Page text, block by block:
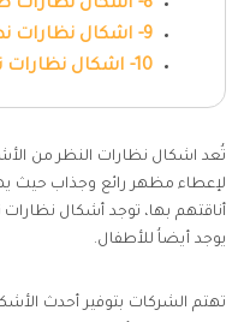
8- اشكال نظارات طبية Eyebrow
9- اشكال نظارات نظر MIRYEA
10- اشكال نظارات نظر للبنات COASION
تُعد اشكال نظارات النظر من
لإعطاء مظهر رائع وجذاب حيث
أناقتهم بها، توجد أشكال
يوجد أيضاُ للأطفال.
تهتم الشركات بتوفير أحدث